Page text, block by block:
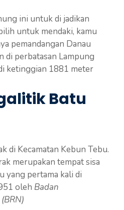
ini untuk di jadikan
untuk mendaki, kamu
pemandangan Danau
di perbatasan Lampung
ketinggian 1881 meter
Batu
di Kecamatan Kebun Tebu.
merupakan tempat sisa
yang pertama kali di
oleh Badan